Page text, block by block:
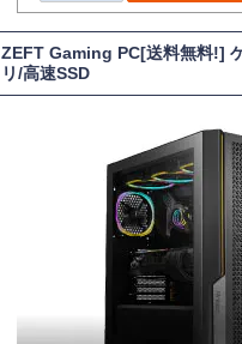
ZEFT Gaming PC[送料無料!]
リ/高速SSD